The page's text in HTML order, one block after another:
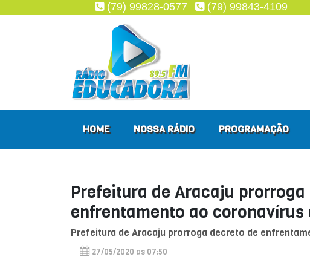
(79) 99828-0577 (79) 99843-4109
HOME NOSSA RÁDIO PROGRAMAÇÃO
Prefeitura de Aracaju
enfrentamento ao coronavírus
Prefeitura de Aracaju prorroga decreto de
27/05/2020 as 07:50